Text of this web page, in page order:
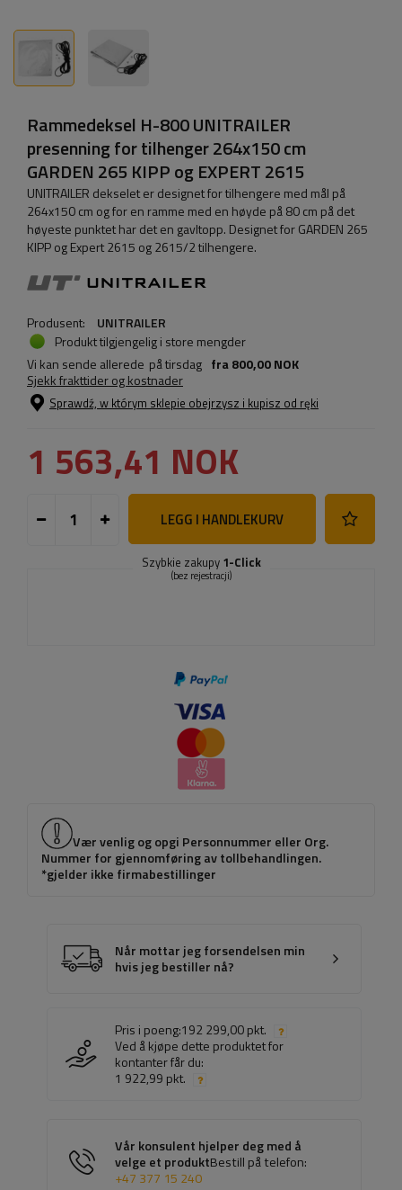
Rammedeksel H-800 UNITRAILER
presenning for tilhenger 264x150 cm
GARDEN 265 KIPP og EXPERT 2615
UNITRAILER dekselet er designet for tilhengere med mål på
264x150 cm og for en ramme med en høyde på 80 cm på det
høyeste punktet har det en gavltopp. Designet for GARDEN 265
KIPP og Expert 2615 og 2615/2 tilhengere.
Produsent:
UNITRAILER
Produkt tilgjengelig i store mengder
Vi kan sende allerede på tirsdag fra800,00 NOK
Sjekk frakttider og kostnader
Sprawdź, w którym sklepie obejrzysz i kupisz od ręki
1 563,41 NOK
LEGG I HANDLEKURV
Szybkie zakupy 1-Click
(bez rejestracji)
Vær venlig og opgi Personnummer eller Org.
Nummer for gjennomføring av tollbehandlingen.
*gjelder ikke firmabestillinger
Når mottar jeg forsendelsen min
hvis jeg bestiller nå?
Pris i poeng:192 299,00 pkt.
Ved å kjøpe dette produktet for
kontanter får du:
1 922,99 pkt.
Vår konsulent hjelper deg med å
velge et produktBestill på telefon:
+47 377 15 240